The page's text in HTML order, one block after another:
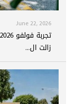
June 22, 2026
زالت ال...